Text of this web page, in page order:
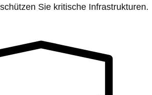
Sie kritische Infrastrukturen.